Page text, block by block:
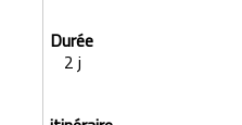
2 j